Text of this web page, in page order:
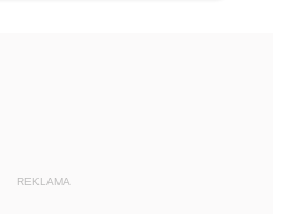
REKLAMA